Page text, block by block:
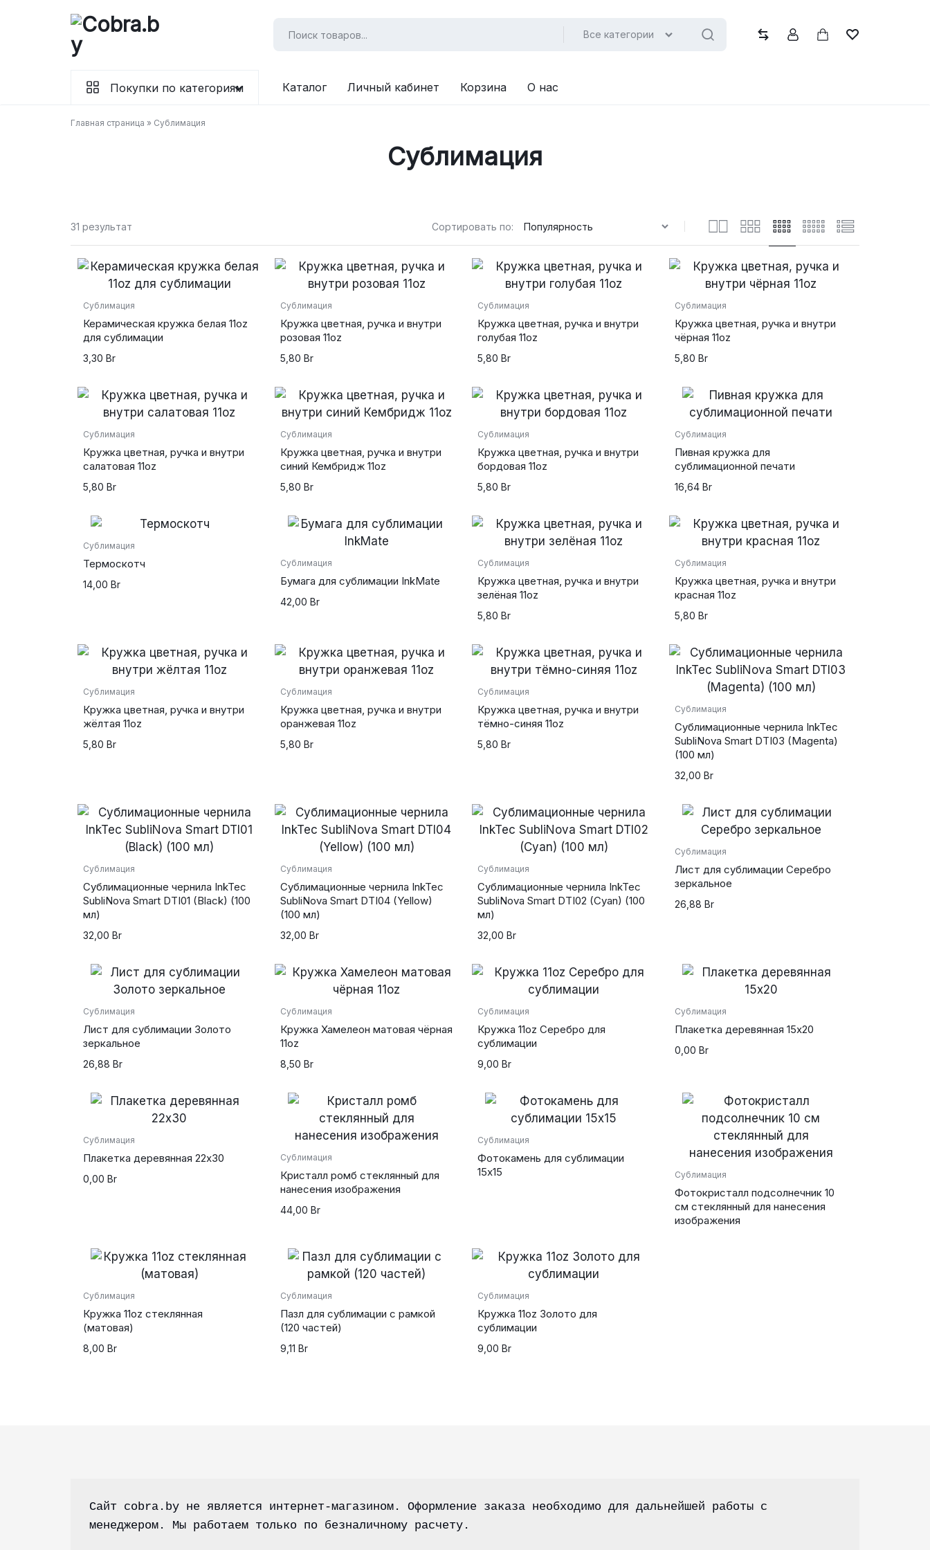
powered by
wordpress cookie
содержимому
канцтовары
Все категории
Покупки по категориям Каталог Личный кабинет Корзина О нас
Главная страница » Сублимация
Сублимация
31 результат Сортировать по:
Сублимация
Керамическая кружка белая 11oz
для сублимации
3,30 Br
Сублимация
Кружка цветная, ручка и внутри
розовая 11oz
5,80 Br
Сублимация
Кружка цветная, ручка и внутри
голубая 11oz
5,80 Br
Сублимация
Кружка цветная, ручка и внутри
чёрная 11oz
5,80 Br
Сублимация
Кружка цветная, ручка и внутри
салатовая 11oz
5,80 Br
Сублимация
Кружка цветная, ручка и внутри
синий Кембридж 11oz
5,80 Br
Сублимация
Кружка цветная, ручка и внутри
бордовая 11oz
5,80 Br
Сублимация
Пивная кружка для
сублимационной печати
16,64 Br
Сублимация
Термоскотч
14,00 Br
Сублимация
Бумага для сублимации InkMate
42,00 Br
Сублимация
Кружка цветная, ручка и внутри
зелёная 11oz
5,80 Br
Сублимация
Кружка цветная, ручка и внутри
красная 11oz
5,80 Br
Сублимация
Кружка цветная, ручка и внутри
жёлтая 11oz
5,80 Br
Сублимация
Кружка цветная, ручка и внутри
оранжевая 11oz
5,80 Br
Сублимация
Кружка цветная, ручка и внутри
тёмно-синяя 11oz
5,80 Br
Сублимация
Сублимационные чернила InkTec
SubliNova Smart DTI03 (Magenta)
(100 мл)
32,00 Br
Сублимация
Сублимационные чернила InkTec
SubliNova Smart DTI01 (Black) (100
мл)
32,00 Br
Сублимация
Сублимационные чернила InkTec
SubliNova Smart DTI04 (Yellow)
(100 мл)
32,00 Br
Сублимация
Сублимационные чернила InkTec
SubliNova Smart DTI02 (Cyan) (100
мл)
32,00 Br
Сублимация
Лист для сублимации Серебро
зеркальное
26,88 Br
Сублимация
Лист для сублимации Золото
зеркальное
26,88 Br
Сублимация
Кружка Хамелеон матовая чёрная
11oz
8,50 Br
Сублимация
Кружка 11oz Серебро для
сублимации
9,00 Br
Сублимация
Плакетка деревянная 15х20
0,00 Br
Сублимация
Плакетка деревянная 22х30
0,00 Br
Сублимация
Кристалл ромб стеклянный для
нанесения изображения
44,00 Br
Сублимация
Фотокамень для сублимации
15х15
Сублимация
Фотокристалл подсолнечник 10
см стеклянный для нанесения
изображения
Сублимация
Кружка 11oz стеклянная
(матовая)
8,00 Br
Сублимация
Пазл для сублимации с рамкой
(120 частей)
9,11 Br
Сублимация
Кружка 11oz Золото для
сублимации
9,00 Br
Сайт cobra.by не является интернет-магазином. Оформление заказа необходимо для дальнейшей работы с
менеджером. Мы работаем только по безналичному расчету.